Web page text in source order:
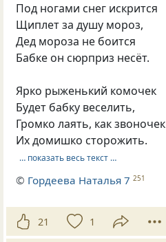
Под ногами снег искрится
Щиплет за душу мороз,
Дед мороза не боится
Бабке он сюрприз несёт.
Ярко рыженький комочек
Будет бабку веселить,
Громко лаять, как звоночек
Их домишко сторожить.
… показать весь текст …
© Гордеева Наталья 7 251
21 1